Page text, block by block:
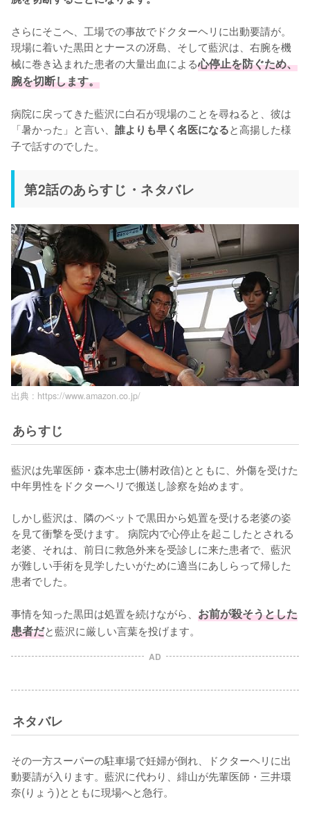
さらにそこへ、工場での事故でドクターヘリに出動要請が。
現場に着いた黒田とナースの冴島、そして藍沢は、右腕を機
械に巻き込まれた患者の大量出血による心停止を防ぐため、
腕を切断します。
病院に戻ってきた藍沢に白石が現場のことを尋ねると、彼は
「暑かった」と言い、 誰よりも早く名医になると高揚した様
子で話すのでした。
第2話のあらすじ・ネタバレ
出典 : https://www.amazon.co.jp/
あらすじ
藍沢は先輩医師・森本忠士(勝村政信)とともに、外傷を受けた
中年男性をドクターヘリで搬送し診察を始めます。
しかし藍沢は、隣のベットで黒田から処置を受ける老婆の姿
を見て衝撃を受けます。 病院内で心停止を起こしたとされる
老婆、それは、前日に救急外来を受診しに来た患者で、藍沢
が難しい手術を見学したいがために適当にあしらって帰した
患者でした。
事情を知った黒田は処置を続けながら、 お前が殺そうとした
患者だと藍沢に厳しい言葉を投げます。
AD
ネタバレ
その一方スーパーの駐車場で妊婦が倒れ、ドクターヘリに出
動要請が入ります。藍沢に代わり、緋山が先輩医師・三井環
奈(りょう)とともに現場へと急行。